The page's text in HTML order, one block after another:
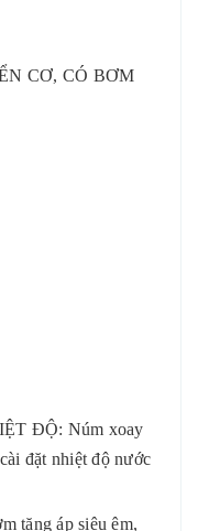
CƠ, CÓ BƠM
ĐỘ: Núm xoay
đặt nhiệt độ nước
tăng áp siêu êm,